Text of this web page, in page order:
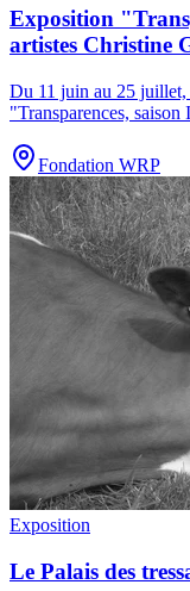
Exposition
artistes Christine
Du 11 juin au 25 juillet,
"Transparences, saison
Fondation WRP
Exposition
Le Palais des